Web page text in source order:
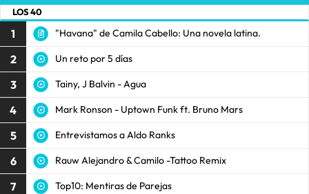
LOS 40
1 "Havana" de Camila Cabello: Una novela latina.
2 Un reto por 5 días
3 Tainy, J Balvin - Agua
4 Mark Ronson - Uptown Funk ft. Bruno Mars
5 Entrevistamos a Aldo Ranks
6 Rauw Alejandro & Camilo -Tattoo Remix
7 Top10: Mentiras de Parejas